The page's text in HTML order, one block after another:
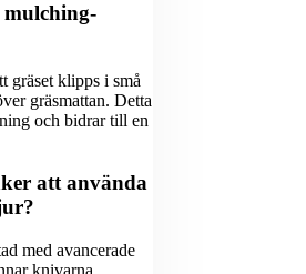
gräset klipps i små
gräsmattan. Detta
och bidrar till en
att använda
med avancerade